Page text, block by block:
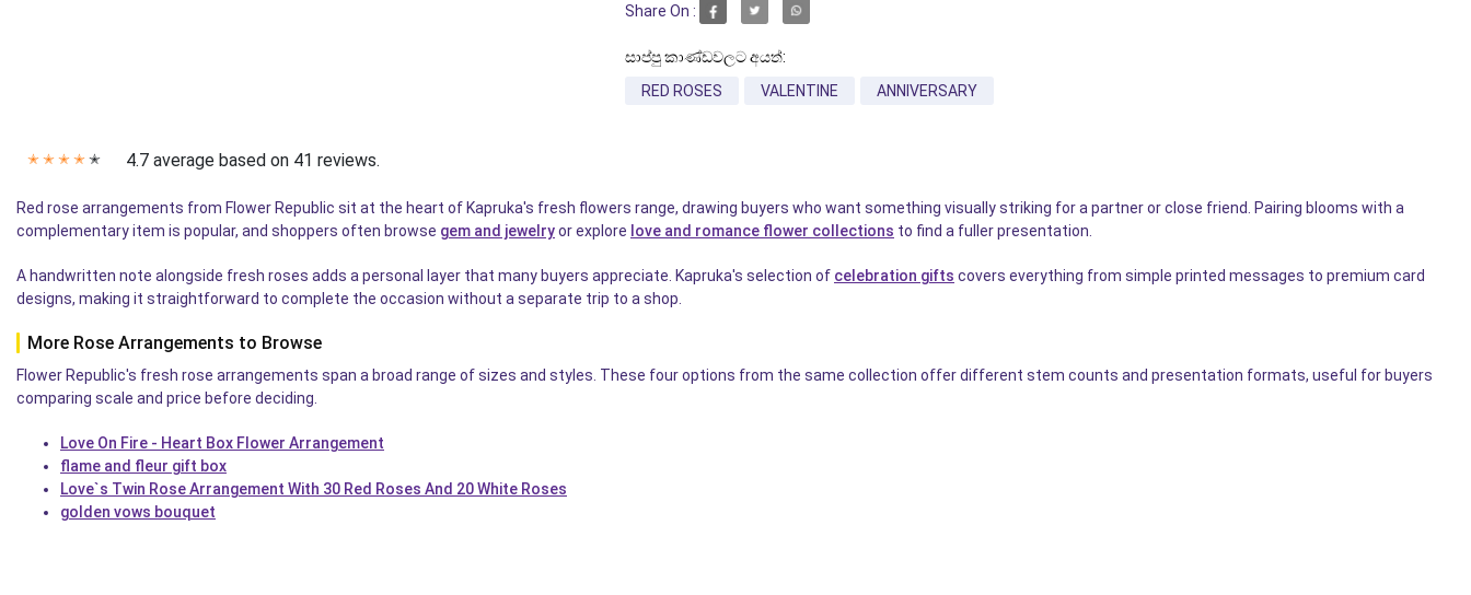
Share On :
සාප්පු කාණ්ඩවලට අයත්:
RED ROSES
VALENTINE ANNIVERSARY
✭ ✭ ✭ ✭ ✭ 4.7 average based on 41 reviews.
Red rose arrangements from Flower Republic sit at the heart of Kapruka's fresh flowers range, drawing buyers who want something visually striking for a partner or close friend. Pairing blooms with a
complementary item is popular, and shoppers often browse gem and jewelryor explore love and romance flower collections to find a fuller presentation.
A handwritten note alongside fresh roses adds a personal layer that many buyers appreciate. Kapruka's selection of celebration gifts covers everything from simple printed messages to premium card
designs, making it straightforward to complete the occasion without a separate trip to a shop.
More Rose Arrangements to Browse
Flower Republic's fresh rose arrangements span a broad range of sizes and styles. These four options from the same collection offer different stem counts and presentation formats, useful for buyers
comparing scale and price before deciding.
Love On Fire - Heart Box Flower Arrangement
flame and fleur gift box
Love`s Twin Rose Arrangement With 30 Red Roses And 20 White Roses
golden vows bouquet